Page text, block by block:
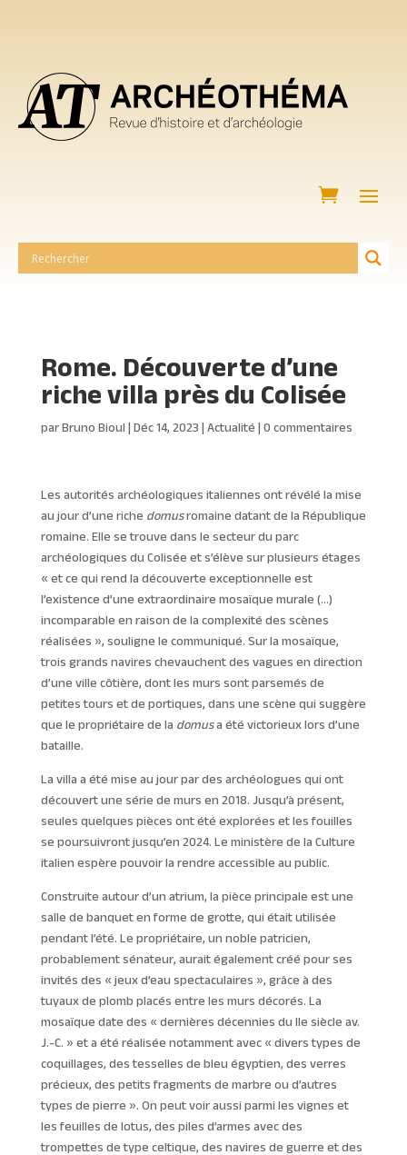
Rome. Découverte d’une
riche villa près du Colisée
parBruno Bioul | Déc 14, 2023 | Actualité | 0 commentaires
Les autorités archéologiques italiennes ont révélé la mise
au jour d’une riche domusromaine datant de la République
romaine. Elle se trouve dans le secteur du parc
archéologiques du Colisée et s’élève sur plusieurs étages
« et ce qui rend la découverte exceptionnelle est
l’existence d’une extraordinaire mosaïque murale (…)
incomparable en raison de la complexité des scènes
réalisées », souligne le communiqué. Sur la mosaïque,
trois grands navires chevauchent des vagues en direction
d’une ville côtière, dont les murs sont parsemés de
petites tours et de portiques, dans une scène qui suggère
que le propriétaire de la domusa été victorieux lors d’une
bataille.
La villa a été mise au jour par des archéologues qui ont
découvert une série de murs en 2018. Jusqu’à présent,
seules quelques pièces ont été explorées et les fouilles
se poursuivront jusqu’en 2024. Le ministère de la Culture
italien espère pouvoir la rendre accessible au public.
Construite autour d’un atrium, la pièce principale est une
salle de banquet en forme de grotte, qui était utilisée
pendant l’été. Le propriétaire, un noble patricien,
probablement sénateur, aurait également créé pour ses
invités des « jeux d’eau spectaculaires », grâce à des
tuyaux de plomb placés entre les murs décorés. La
mosaïque date des « dernières décennies du IIe siècle av.
J.-C. » et a été réalisée notamment avec « divers types de
coquillages, des tesselles de bleu égyptien, des verres
précieux, des petits fragments de marbre ou d’autres
types de pierre ». On peut voir aussi parmi les vignes et
les feuilles de lotus, des piles d’armes avec des
trompettes de type celtique, des navires de guerre et des